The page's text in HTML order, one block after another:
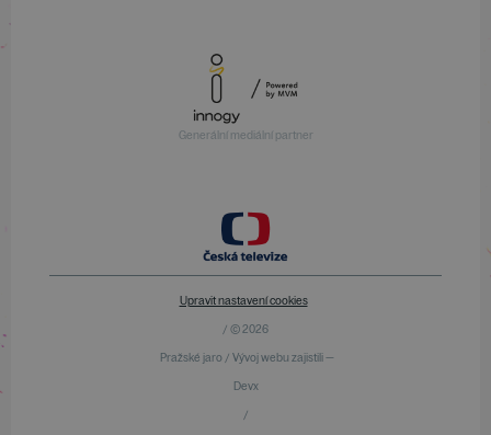
Generální mediální partner
Upravit nastavení cookies
/ © 2026
Pražské jaro / Vývoj webu zajistili —
Devx
/